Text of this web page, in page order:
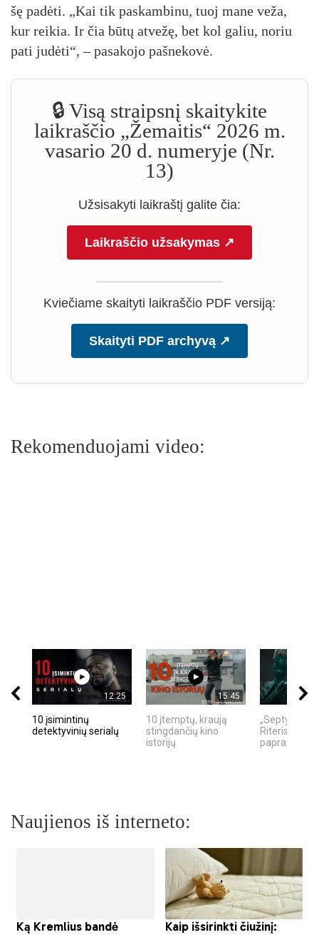
šę pa­dė­ti. „Kai tik pa­skam­bi­nu, tuoj ma­ne ve­ža,
kur rei­kia. Ir čia bū­tų at­ve­žę, bet kol ga­liu, no­riu
pa­ti ju­dė­ti“, – pa­sa­ko­jo pa­šne­ko­vė.
🔒 Visą straipsnį skaitykite
laikraščio „Žemaitis“ 2026 m.
vasario 20 d. numeryje (Nr.
13)
Užsisakyti laikraštį galite čia:
Laikraščio užsakymas ↗
Kviečiame skaityti laikraščio PDF versiją:
Skaityti PDF archyvą ↗
Rekomenduojami video:
12:25
10 įsimintinų
detektyvinių serialų
15:45
10 įtemptų, kraują
stingdančių kino
istorijų
„Septynių
Riteris" – kai
Naujienos iš interneto: